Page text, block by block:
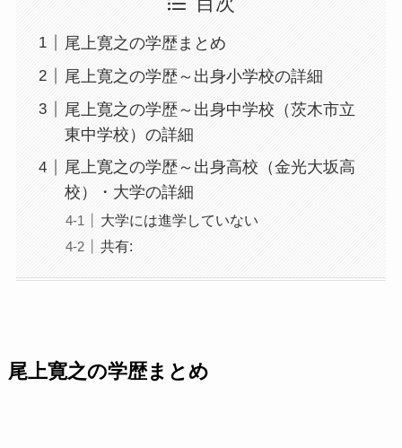
尾上寛之の学歴まとめ
尾上寛之の学歴～出身小学校の詳細
尾上寛之の学歴～出身中学校（茨木市立
東中学校）の詳細
尾上寛之の学歴～出身高校（金光大坂高
校）・大学の詳細
大学には進学していない
共有:
尾上寛之の学歴まとめ